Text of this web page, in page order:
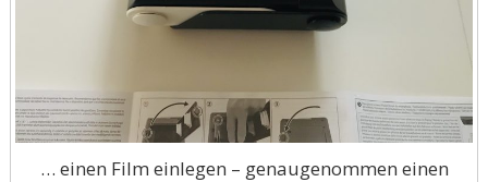
… einen Film einlegen – genaugenommen einen